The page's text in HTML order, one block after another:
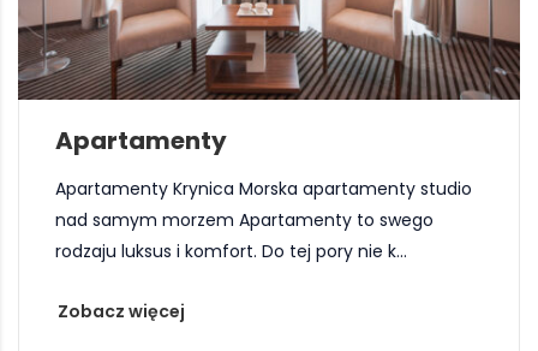
Apartamenty
Apartamenty Krynica Morska apartamenty studio
nad samym morzem Apartamenty to swego
rodzaju luksus i komfort. Do tej pory nie k...
Zobacz więcej